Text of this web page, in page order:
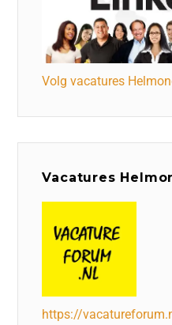
Volg vacatures
Vacatures
https://